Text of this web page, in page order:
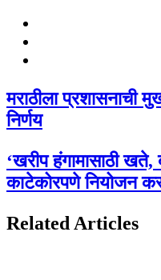
मराठीला प्रशासनाची
निर्णय
‘खरीप हंगामासाठी खते,
काटेकोरपणे नियोजन
Related Articles